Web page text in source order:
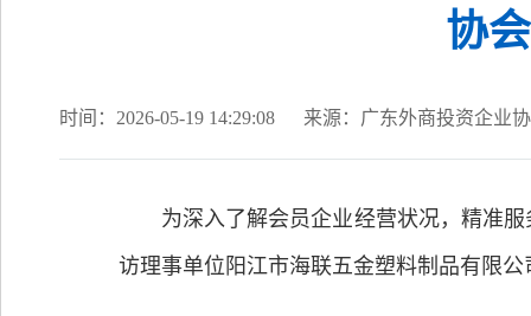
协
时间：2026-05-19 14:29:08 来源：广东外商投资企业
为深入了解会员企业经营状况，精准服
访理事单位阳江市海联五金塑料制品有限